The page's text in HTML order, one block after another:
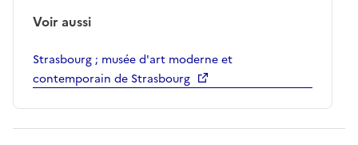
Voir aussi
Strasbourg ; musée d'art moderne et
contemporain de Strasbourg